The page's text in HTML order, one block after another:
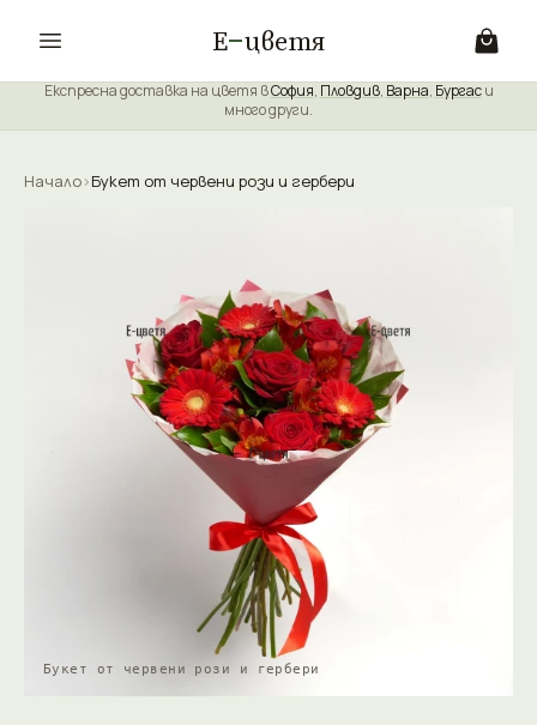
Е цветя
Експресна доставка на цветя вСофия, Пловдив, Варна, Бургаси
много други.
Начало›Букет от червени рози и гербери
Букет от червени рози и гербери